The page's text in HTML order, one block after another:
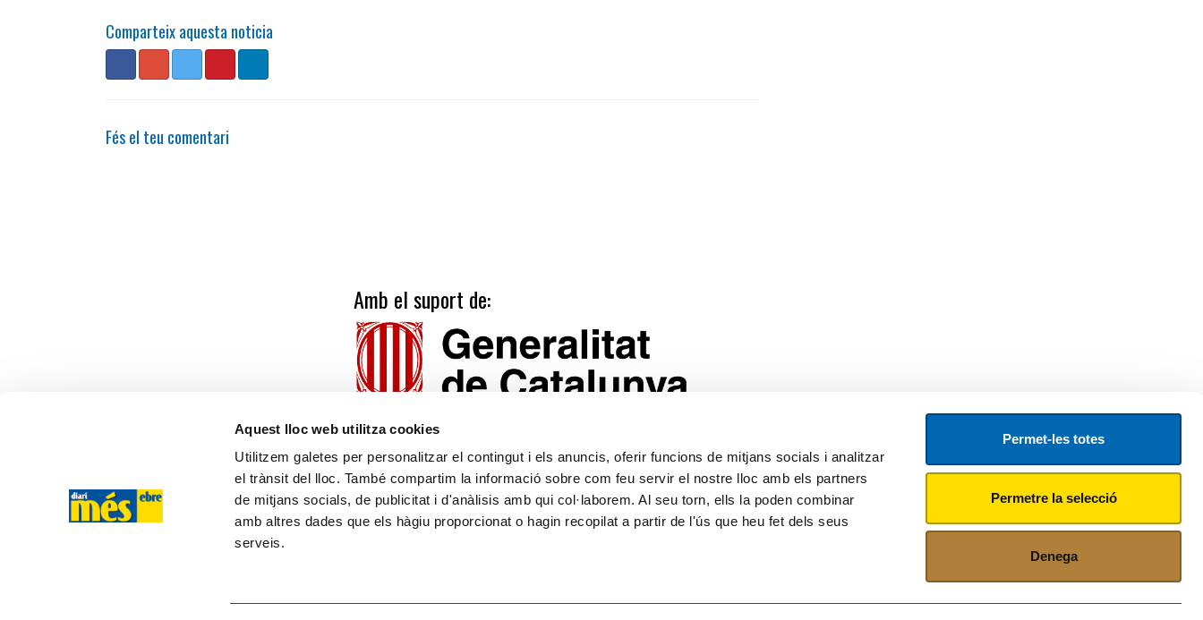
Aquest lloc web utilitza cookies
Utilitzem galetes per personalitzar el contingut i els anuncis, oferir funcions de mitjans socials i analitzar
el trànsit del lloc. També compartim la informació sobre com feu servir el nostre lloc amb els partners
de mitjans socials, de publicitat i d'anàlisis amb qui col·laborem. Al seu torn, ells la poden combinar
amb altres dades que els hàgiu proporcionat o hagin recopilat a partir de l'ús que heu fet dels seus
serveis.
Permet-les totes
Permetre la selecció
Denega
Comparteix aquesta noticia
Fés el teu comentari
Amb el suport de:
més ebre
C/ Cervantes, 13, 43500 - Tortosa (TARRAGONA)
Tarifes
Calendari publicacions